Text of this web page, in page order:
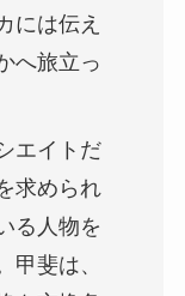
には伝え
へ旅立っ
エイトだ
求められ
る人物を
甲斐は、